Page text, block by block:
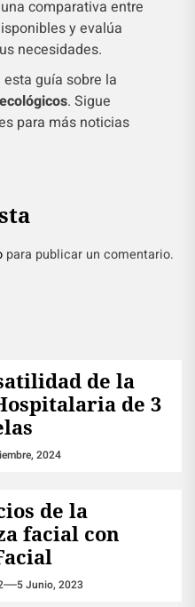
comparativa entre
y evalúa
necesidades.
guía sobre la
. Sigue
para más noticias
para publicar un comentario.
de la
de 3
2024
de la
facial con
5 Junio, 2023